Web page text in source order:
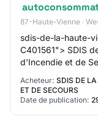
87-Haute-Vienne ·
sdis-de-la-haute-
C401561"> SDIS
d'Incendie et de
Acheteur: SDIS DE
ET DE SECOURS
Date de publication: